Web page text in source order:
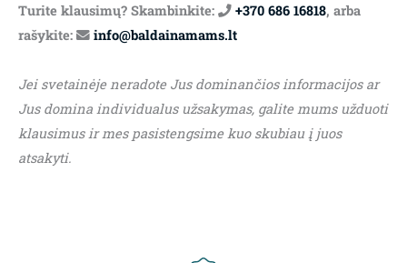
Turite klausimų? Skambinkite: +370 686 16818, arba
rašykite:
info@baldainamams.lt
Jei svetainėje neradote Jus dominančios informacijos ar
Jus domina individualus užsakymas, galite mums užduoti
klausimus ir mes pasistengsime kuo skubiau į juos
atsakyti.